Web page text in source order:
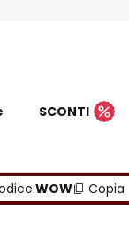
SCONTI
WOW Copia